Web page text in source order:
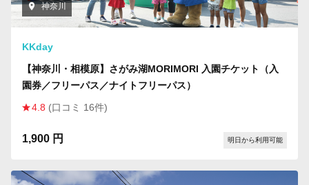
神奈川
KKday
【神奈川・相模原】さがみ湖MORIMORI 入園チケット（入
園券／フリーパス／ナイトフリーパス）
4.8 (口コミ 16件)
1,900 円 明日から利用可能